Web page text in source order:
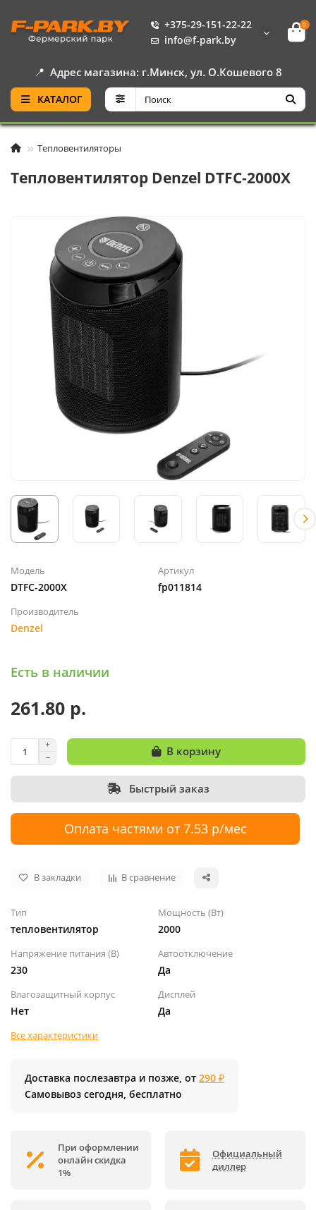
+375-29-151-22-22
info@f-park.by
0
📍 Адрес магазина: г.Минск, ул. О.Кошевого 8
КАТАЛОГ
Тепловентиляторы
Тепловентилятор Denzel DTFC-2000X
Модель
DTFC-2000X
Артикул
fp011814
Производитель
Denzel
Есть в наличии
261.80 р.
В корзину
Быстрый заказ
Оплата частями от 7.53 р/мес
В закладки В сравнение
Тип
тепловентилятор
Мощность (Вт)
2000
Напряжение питания (В)
230
Автоотключение
Да
Влагозащитный корпус
Нет
Дисплей
Да
Все характеристики
Доставка послезавтра и позже, от 290 ₽
Самовывоз сегодня, бесплатно
При оформлении
онлайн скидка
1%
Официальный
диллер